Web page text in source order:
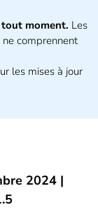
moment. Les
comprennent
les mises à jour
2024 |